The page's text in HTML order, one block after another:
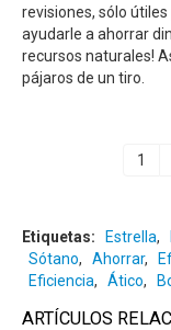
revisiones, sólo
ayudarle a ahorrar
recursos naturales!
pájaros de un tiro.
1
Etiquetas: Estrella,
Sótano, Ahorrar,
Eficiencia, Ático,
ARTÍCULOS